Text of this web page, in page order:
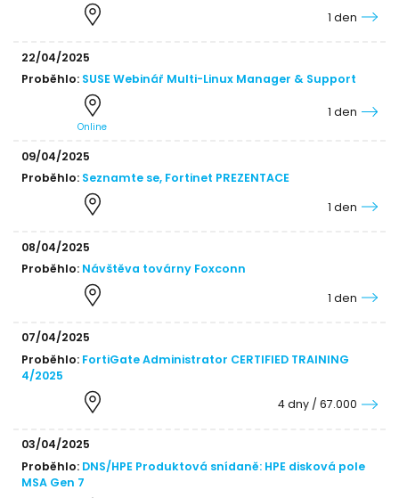
1 den
22/04/2025
Proběhlo:SUSE Webinář Multi-Linux Manager & Support
Online
1 den
09/04/2025
Proběhlo:Seznamte se, Fortinet PREZENTACE
1 den
08/04/2025
Proběhlo:Návštěva továrny Foxconn
1 den
07/04/2025
Proběhlo:FortiGate Administrator CERTIFIED TRAINING
4/2025
4 dny / 67.000
03/04/2025
Proběhlo:DNS/HPE Produktová snídaně: HPE disková pole
MSA Gen 7